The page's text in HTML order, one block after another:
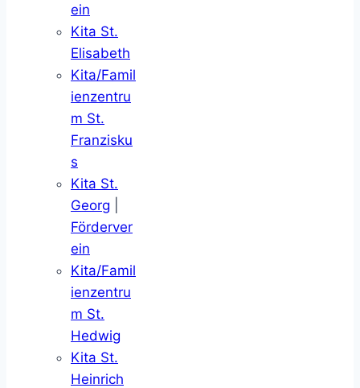
ein
Kita St.
Elisabeth
Kita/Famil
ienzentru
m St.
Franzisku
s
Kita St.
Georg
Förderver
ein
Kita/Famil
ienzentru
m St.
Hedwig
Kita St.
Heinrich